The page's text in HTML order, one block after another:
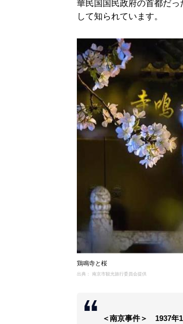
華民国国民政府の首都だ
して知られています。
鶏鳴寺と桜
出典： 南京市観光旅行委員会提供
＜南京事件＞ 1937年